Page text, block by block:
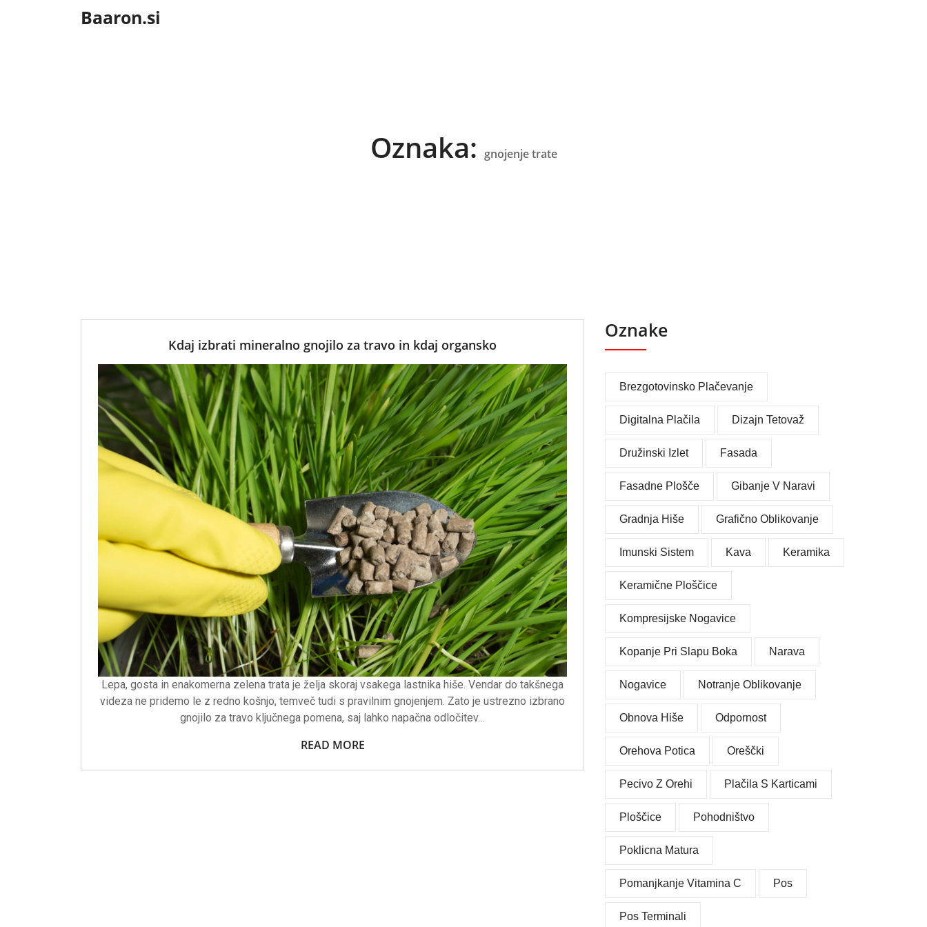
Baaron.si
Oznaka: gnojenje trate
Kdaj izbrati mineralno gnojilo za travo in kdaj organsko
Lepa, gosta in enakomerna zelena trata je želja skoraj vsakega lastnika hiše. Vendar do takšnega
videza ne pridemo le z redno košnjo, temveč tudi s pravilnim gnojenjem. Zato je ustrezno izbrano
gnojilo za travo ključnega pomena, saj lahko napačna odločitev…
READ MORE
Oznake
Brezgotovinsko Plačevanje
Digitalna Plačila Dizajn Tetovaž
Družinski Izlet Fasada
Fasadne Plošče Gibanje V Naravi
Gradnja Hiše Grafično Oblikovanje
Imunski Sistem Kava Keramika
Keramične Ploščice
Kompresijske Nogavice
Kopanje Pri Slapu Boka Narava
Nogavice Notranje Oblikovanje
Obnova Hiše Odpornost
Orehova Potica Oreščki
Pecivo Z Orehi Plačila S Karticami
Ploščice Pohodništvo
Poklicna Matura
Pomanjkanje Vitamina C Pos
Pos Terminali